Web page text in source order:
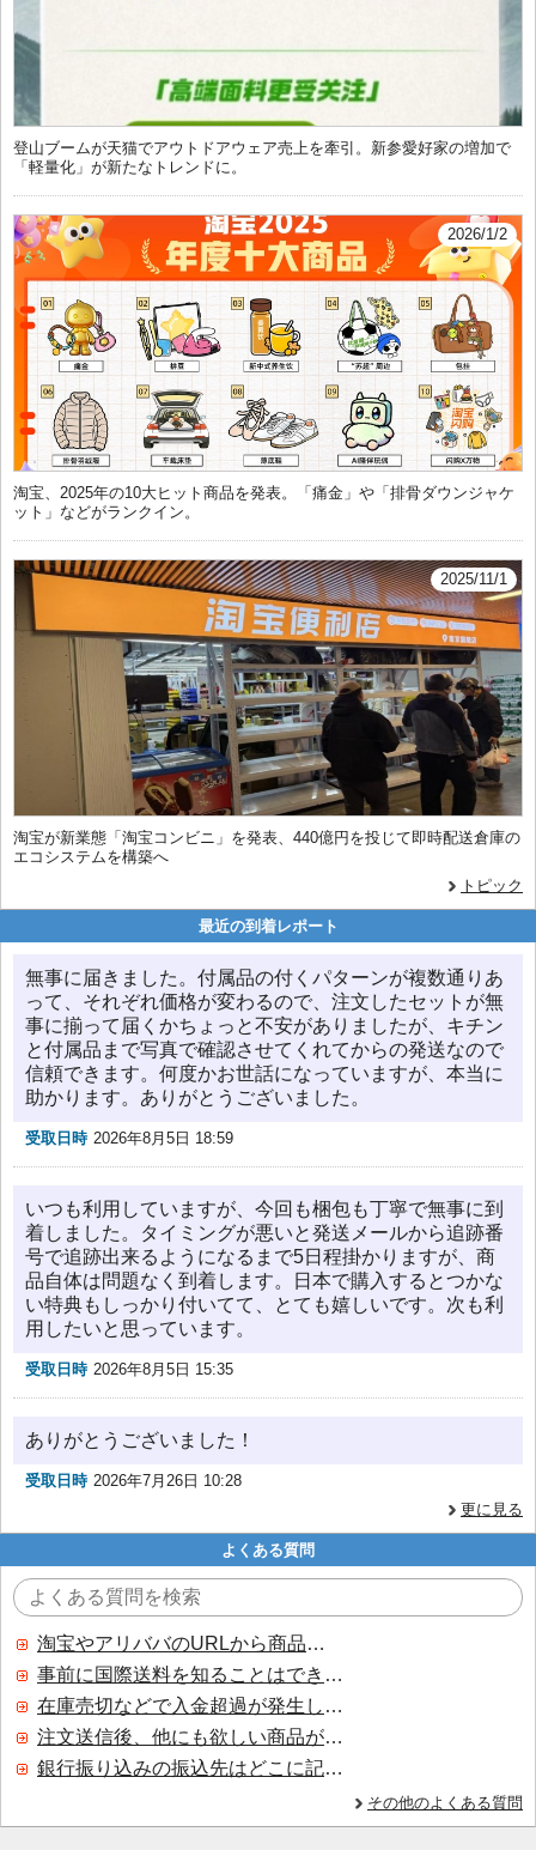
登山ブームが天猫でアウトドアウェア売上を牽引。新参愛好家の増加で
「軽量化」が新たなトレンドに。
2026/1/2
淘宝、2025年の10大ヒット商品を発表。「痛金」や「排骨ダウンジャケ
ット」などがランクイン。
2025/11/1
淘宝が新業態「淘宝コンビニ」を発表、440億円を投じて即時配送倉庫の
エコシステムを構築へ
トピック
最近の到着レポート
無事に届きました。付属品の付くパターンが複数通りあ
って、それぞれ価格が変わるので、注文したセットが無
事に揃って届くかちょっと不安がありましたが、キチン
と付属品まで写真で確認させてくれてからの発送なので
信頼できます。何度かお世話になっていますが、本当に
助かります。ありがとうございました。
受取日時 2026年8月5日 18:59
いつも利用していますが、今回も梱包も丁寧で無事に到
着しました。タイミングが悪いと発送メールから追跡番
号で追跡出来るようになるまで5日程掛かりますが、商
品自体は問題なく到着します。日本で購入するとつかな
い特典もしっかり付いてて、とても嬉しいです。次も利
用したいと思っています。
受取日時 2026年8月5日 15:35
ありがとうございました！
受取日時 2026年7月26日 10:28
更に見る
よくある質問
淘宝やアリババのURLから商品を探すことはできますか？
事前に国際送料を知ることはできますか？
在庫売切などで入金超過が発生した場合はいつ返金されますか？
注文送信後、他にも欲しい商品が見つかった場合、追加注文できますか？
銀行振り込みの振込先はどこに記載されていますか？
その他のよくある質問